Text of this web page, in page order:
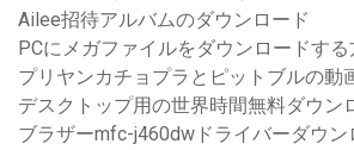
Ailee招待アルバムのダウンロード
PCにメガファイルをダウンロードす
プリヤンカチョプラとピットブルの動
デスクトップ用の世界時間無料ダウン
ブラザーmfc-j460dwドライバーダウン